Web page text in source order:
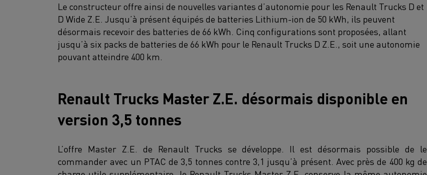
Le constructeur offre ainsi de nouvelles variantes d’autonomie pour les Renault Trucks D et
D Wide Z.E. Jusqu’à présent équipés de batteries Lithium-ion de 50 kWh, ils peuvent
désormais recevoir des batteries de 66 kWh. Cinq configurations sont proposées, allant
jusqu’à six packs de batteries de 66 kWh pour le Renault Trucks D Z.E., soit une autonomie
pouvant atteindre 400 km.
Renault Trucks Master Z.E. désormais disponible en
version 3,5 tonnes
L’offre Master Z.E. de Renault Trucks se développe. Il est désormais possible de le
commander avec un PTAC de 3,5 tonnes contre 3,1 jusqu’à présent. Avec près de 400 kg de